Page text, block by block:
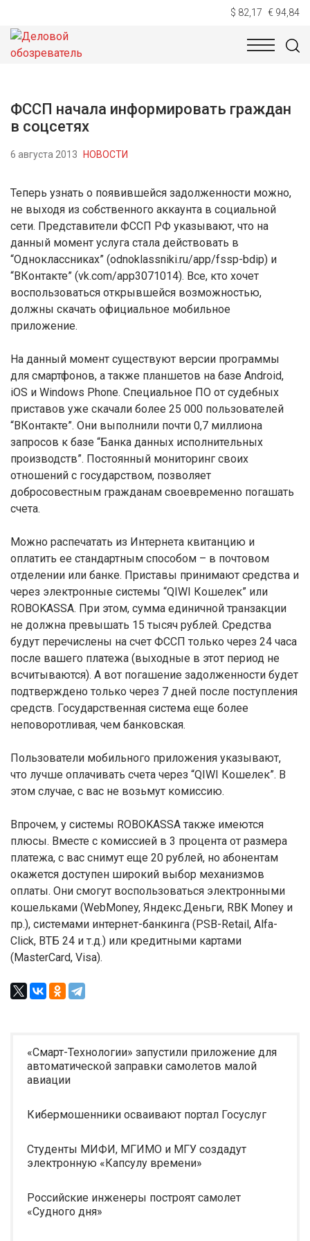
$ 82,17 € 94,84
НОВОСТИ
ФССП начала информировать граждан
в соцсетях
6 августа 2013 НОВОСТИ
Теперь узнать о появившейся задолженности можно,
не выходя из собственного аккаунта в социальной
сети. Представители ФССП РФ указывают, что на
данный момент услуга стала действовать в
“Одноклассниках” (odnoklassniki.ru/app/fssp-bdip) и
“ВКонтакте” (vk.com/app3071014). Все, кто хочет
воспользоваться открывшейся возможностью,
должны скачать официальное мобильное
приложение.
На данный момент существуют версии программы
для смартфонов, а также планшетов на базе Android,
iOS и Windows Phone. Специальное ПО от судебных
приставов уже скачали более 25 000 пользователей
“ВКонтакте”. Они выполнили почти 0,7 миллиона
запросов к базе “Банка данных исполнительных
производств”. Постоянный мониторинг своих
отношений с государством, позволяет
добросовестным гражданам своевременно погашать
счета.
Можно распечатать из Интернета квитанцию и
оплатить ее стандартным способом – в почтовом
отделении или банке. Приставы принимают средства и
через электронные системы “QIWI Кошелек” или
ROBOKASSA. При этом, сумма единичной транзакции
не должна превышать 15 тысяч рублей. Средства
будут перечислены на счет ФССП только через 24 часа
после вашего платежа (выходные в этот период не
всчитываются). А вот погашение задолженности будет
подтверждено только через 7 дней после поступления
средств. Государственная система еще более
неповоротливая, чем банковская.
Пользователи мобильного приложения указывают,
что лучше оплачивать счета через “QIWI Кошелек”. В
этом случае, с вас не возьмут комиссию.
Впрочем, у системы ROBOKASSA также имеются
плюсы. Вместе с комиссией в 3 процента от размера
платежа, с вас снимут еще 20 рублей, но абонентам
окажется доступен широкий выбор механизмов
оплаты. Они смогут воспользоваться электронными
кошельками (WebMoney, Яндекс.Деньги, RBK Money и
пр.), системами интернет-банкинга (PSB-Retail, Alfa-
Click, ВТБ 24 и т.д.) или кредитными картами
(MasterCard, Visa).
«Смарт-Технологии» запустили приложение для
автоматической заправки самолетов малой
авиации
Кибермошенники осваивают портал Госуслуг
Студенты МИФИ, МГИМО и МГУ создадут
электронную «Капсулу времени»
Российские инженеры построят самолет
«Судного дня»